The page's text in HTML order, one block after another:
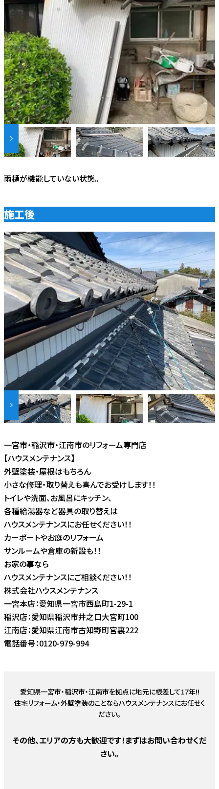
雨樋が機能していない状態。
施工後
一宮市・稲沢市・江南市のリフォーム専門店
【ハウスメンテナンス】
外壁塗装・屋根はもちろん
小さな修理・取り替えも喜んでお受けします！！
トイレや洗面、お風呂にキッチン、
各種給湯器など器具の取り替えは
ハウスメンテナンスにお任せください！！
カーポートやお庭のリフォーム
サンルームや倉庫の新設も！！
お家の事なら
ハウスメンテナンスにご相談ください！！
株式会社ハウスメンテナンス
一宮本店：愛知県一宮市西島町1-29-1
稲沢店：愛知県稲沢市井之口大宮町100
江南店：愛知県江南市古知野町宮裏222
電話番号：0120-979-994
愛知県一宮市・稲沢市・江南市を拠点に地元に根差して17年!!
住宅リフォーム・外壁塗装のことならハウスメンテナンスにお任せく
ださい。
その他、エリアの方も大歓迎です！まずはお問い合わせくだ
さい。